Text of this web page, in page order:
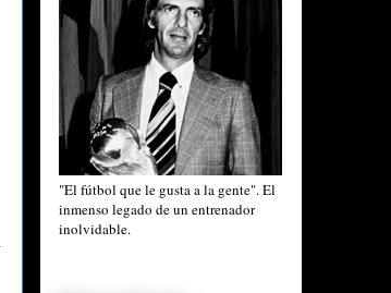
"El fútbol que le gusta a la gente". El
inmenso legado de un entrenador
inolvidable.